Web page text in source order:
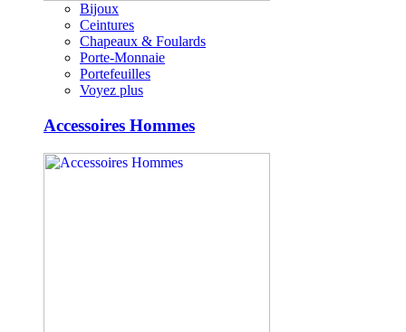
Bijoux
Ceintures
Chapeaux & Foulards
Porte-Monnaie
Portefeuilles
Voyez plus
Accessoires Hommes